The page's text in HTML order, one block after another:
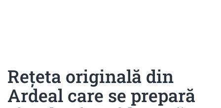
Rețeta originală din
Ardeal care se prepară